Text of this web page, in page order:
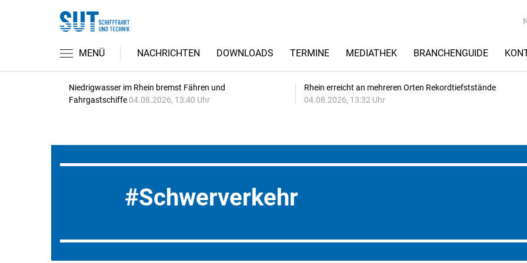
MENÜ NACHRICHTEN DOWNLOADS TERMINE MEDIATHEK BRANCHENGUIDE
Niedrigwasser im Rhein bremst Fähren und
Fahrgastschiffe 04.08.2026, 13:40 Uhr
Rhein erreicht an mehreren Orten Rekordtiefststände
04.08.2026, 13:32 Uhr
Schwerverkehr